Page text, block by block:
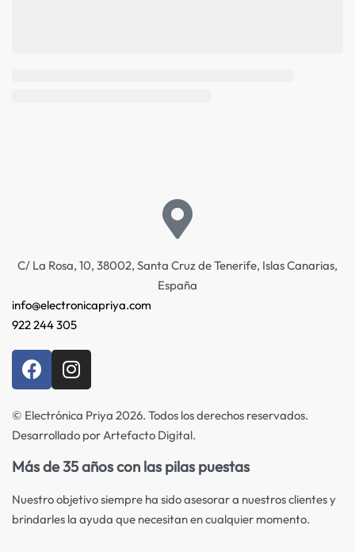
C/ La Rosa, 10, 38002, Santa Cruz de Tenerife, Islas Canarias,
España
info@electronicapriya.com
922 244 305
© Electrónica Priya 2026. Todos los derechos reservados.
Desarrollado por Artefacto Digital.
Más de 35 años con las pilas puestas
Nuestro objetivo siempre ha sido asesorar a nuestros clientes y
brindarles la ayuda que necesitan en cualquier momento.